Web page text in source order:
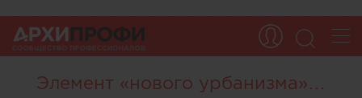
Элемент «нового урбанизма»…